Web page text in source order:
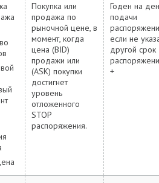
Покупка или
продажа по
рыночной цене, в
момент, когда
цена (BID)
продажи или
(ASK) покупки
достигнет
уровень
отложенного
STOP
распоряжения.
Годен на
подачи
если не
другой срок
+